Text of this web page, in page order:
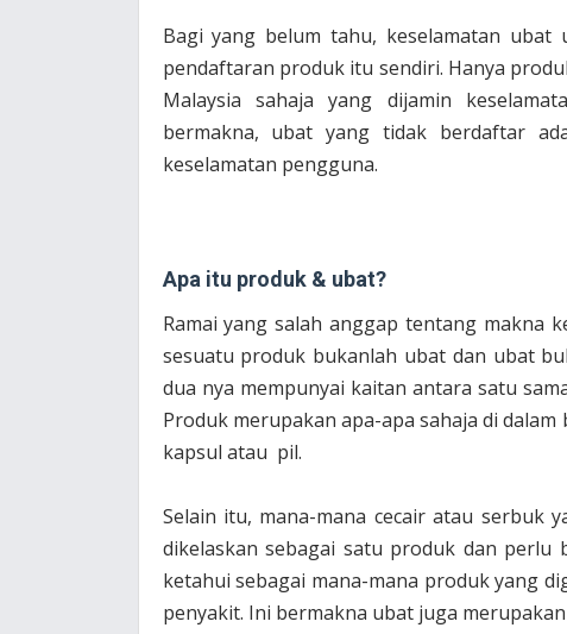
Bagi yang belum tahu, keselamatan
pendaftaran produk itu sendiri. Hanya
Malaysia sahaja yang dijamin
bermakna, ubat yang tidak berdaftar
keselamatan pengguna.
Apa itu produk & ubat?
Ramai yang salah anggap tentang makna
sesuatu produk bukanlah ubat dan ubat
dua nya mempunyai kaitan antara satu
Produk merupakan apa-apa sahaja di
kapsul atau pil.
Selain itu, mana-mana cecair atau serbuk
dikelaskan sebagai satu produk dan perlu
ketahui sebagai mana-mana produk yang
penyakit. Ini bermakna ubat juga